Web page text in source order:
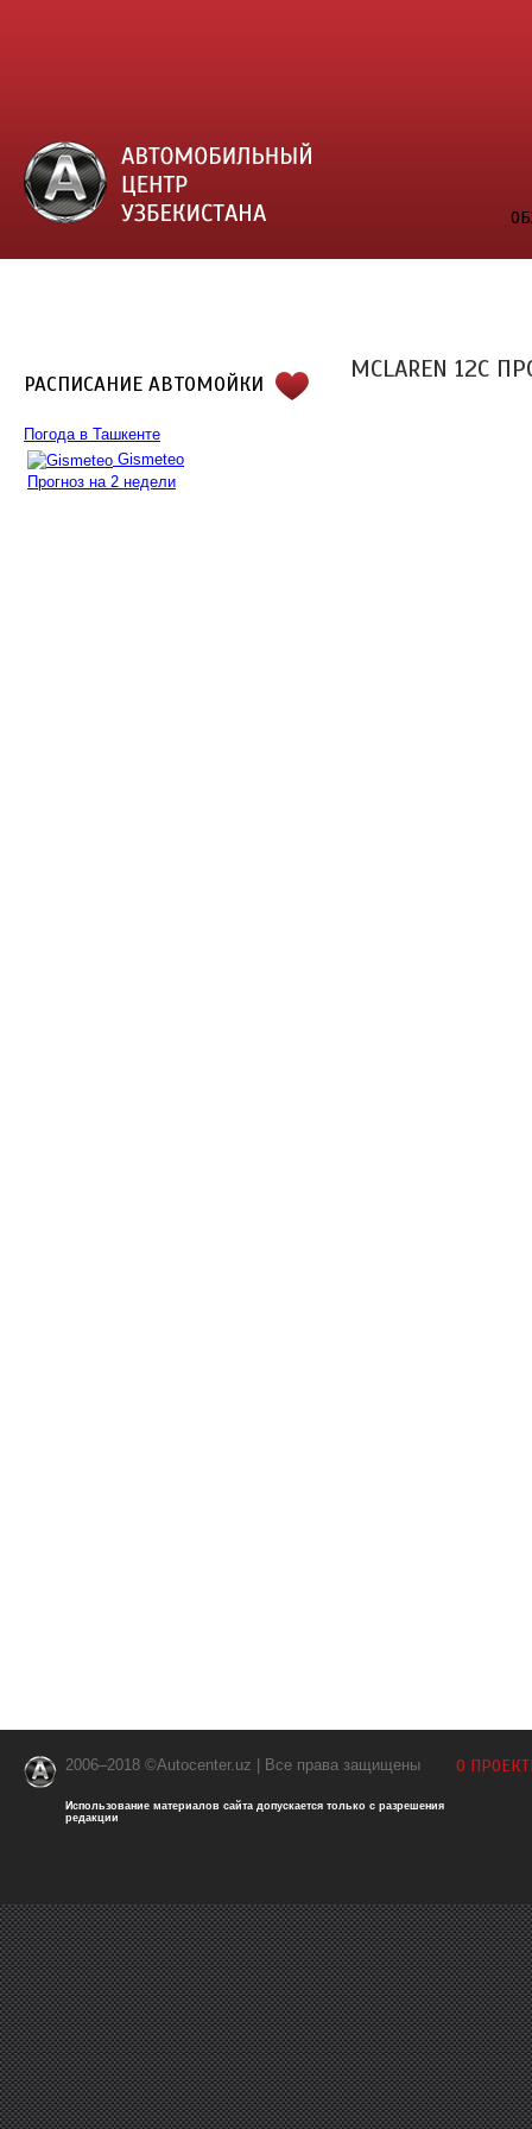
РАСПИСАНИЕ АВТОМОЙКИ
Погода в Ташкенте
Gismeteo
Прогноз на 2 недели
MCLAREN 12C
2006–2018 ©Autocenter.uz | Все права защищены
Использование материалов сайта допускается только с разрешения
редакции
О